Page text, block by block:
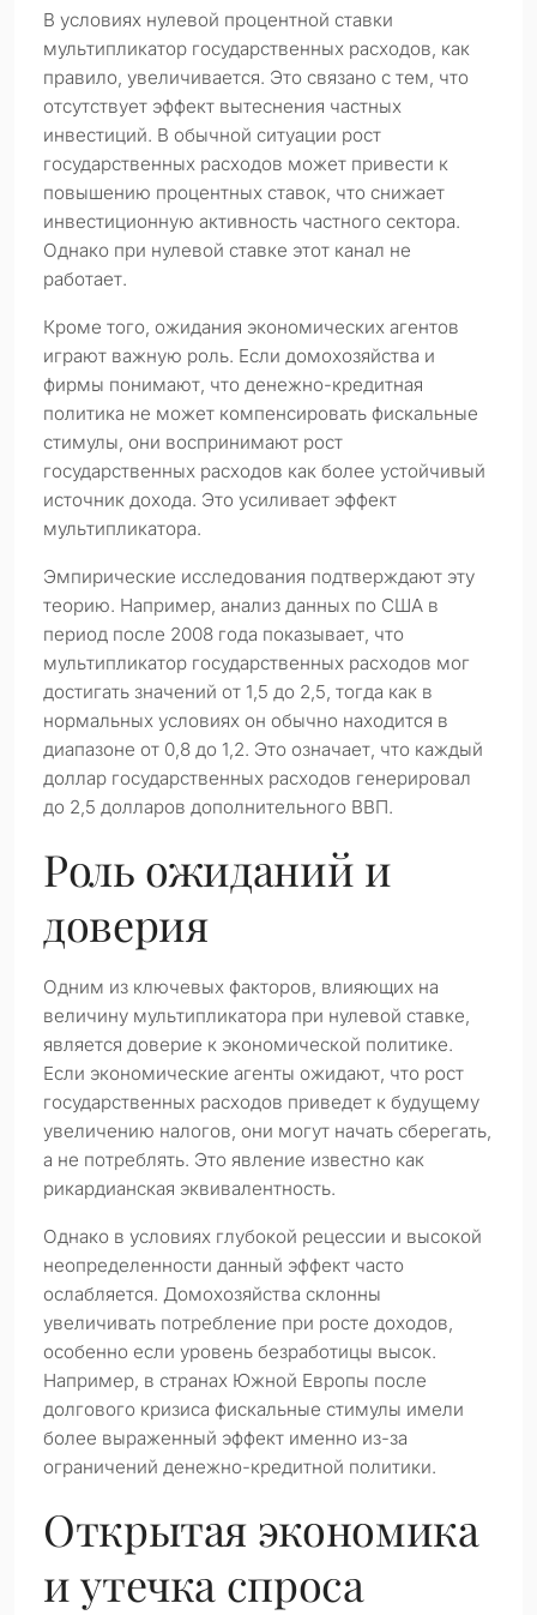
В условиях нулевой процентной ставки
мультипликатор государственных расходов, как
правило, увеличивается. Это связано с тем, что
отсутствует эффект вытеснения частных
инвестиций. В обычной ситуации рост
государственных расходов может привести к
повышению процентных ставок, что снижает
инвестиционную активность частного сектора.
Однако при нулевой ставке этот канал не
работает.
Кроме того, ожидания экономических агентов
играют важную роль. Если домохозяйства и
фирмы понимают, что денежно-кредитная
политика не может компенсировать фискальные
стимулы, они воспринимают рост
государственных расходов как более устойчивый
источник дохода. Это усиливает эффект
мультипликатора.
Эмпирические исследования подтверждают эту
теорию. Например, анализ данных по США в
период после 2008 года показывает, что
мультипликатор государственных расходов мог
достигать значений от 1,5 до 2,5, тогда как в
нормальных условиях он обычно находится в
диапазоне от 0,8 до 1,2. Это означает, что каждый
доллар государственных расходов генерировал
до 2,5 долларов дополнительного ВВП.
Роль ожиданий и
доверия
Одним из ключевых факторов, влияющих на
величину мультипликатора при нулевой ставке,
является доверие к экономической политике.
Если экономические агенты ожидают, что рост
государственных расходов приведет к будущему
увеличению налогов, они могут начать сберегать,
а не потреблять. Это явление известно как
рикардианская эквивалентность.
Однако в условиях глубокой рецессии и высокой
неопределенности данный эффект часто
ослабляется. Домохозяйства склонны
увеличивать потребление при росте доходов,
особенно если уровень безработицы высок.
Например, в странах Южной Европы после
долгового кризиса фискальные стимулы имели
более выраженный эффект именно из-за
ограничений денежно-кредитной политики.
Открытая экономика
и утечка спроса